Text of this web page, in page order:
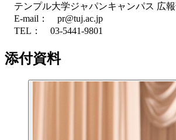
テンプル大学ジャパンキャンパス 広
E-mail： pr@tuj.ac.jp
TEL： 03-5441-9801
添付資料